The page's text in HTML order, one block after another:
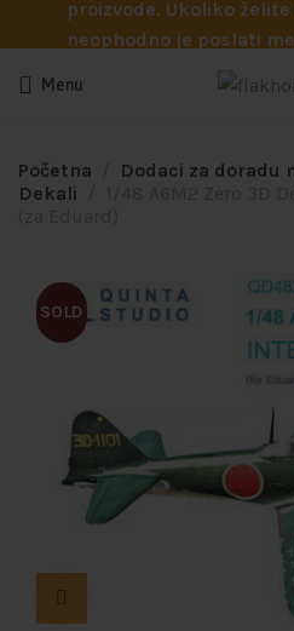
proizvode. Ukoliko
neophodno je poslati
potrebna pomoć oko
Menu
Početna Dodaci za doradu
Dekali
SOLD